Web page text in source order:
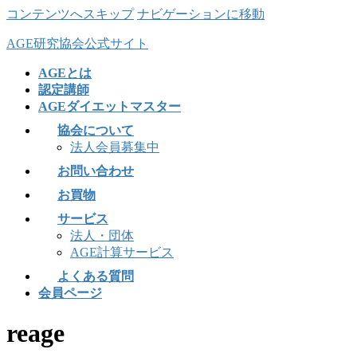
コンテンツへスキップ ナビゲーションに移動
AGE研究協会公式サイト
AGEとは
認定講師
AGEダイエットマスター
協会について
法人会員募集中
お問い合わせ
お買物
サービス
法人・団体
AGE計算サービス
よくある質問
会員ページ
reage